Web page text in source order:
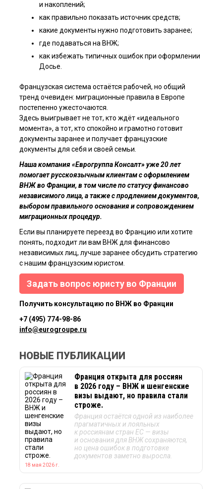
и накоплений;
как правильно показать источник средств;
какие документы нужно подготовить заранее;
где подаваться на ВНЖ;
как избежать типичных ошибок при оформлении
Досье.
Французская система остаётся рабочей, но общий
тренд очевиден: миграционные правила в Европе
постепенно ужесточаются.
Здесь выигрывает не тот, кто ждёт «идеального
момента», а тот, кто спокойно и грамотно готовит
документы заранее и получает французские
документы для себя и своей семьи.
Наша компания «Еврогруппа Консалт» уже 20 лет
помогает русскоязычным клиентам с оформлением
ВНЖ во Франции, в том числе по статусу финансово
независимого лица, а также с продлением документов,
выбором правильного основания и сопровождением
миграционных процедур.
Если вы планируете переезд во Францию или хотите
понять, подходит ли вам ВНЖ для финансово
независимых лиц, лучше заранее обсудить стратегию
с нашим французским юристом.
Задать вопрос юристу во Франции
Я ознакомлен(а) спользовательским соглашением, а также даю
согласие на обработку персональных данных третьими лицами.
Отправить
Получить консультацию по ВНЖ во Франции
+7 (495) 774-98-86
info@eurogroupe.ru
НОВЫЕ ПУБЛИКАЦИИ
Франция открыта для россиян
в 2026 году – ВНЖ и шенгенские
визы выдают, но правила стали
строже.
Франция остаётся одной из наиболее
прагматичных и лояльных
к россиянам стран ЕС — визы
и основания для ВНЖ сохраняются,
но цена ошибок в подготовке
документов заметно выросла.
18 мая 2026 г.